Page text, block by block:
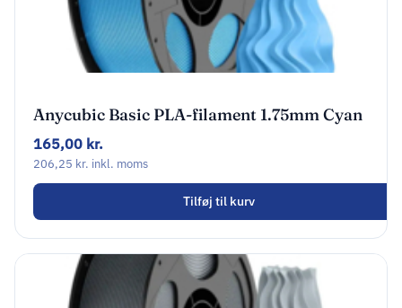
Anycubic Basic PLA-filament 1.75mm Cyan
AHPLCY-107
165,00 kr.
206,25 kr. inkl. moms
Tilføj til kurv